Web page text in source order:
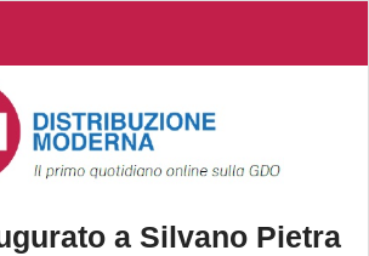
a Silvano Pietra